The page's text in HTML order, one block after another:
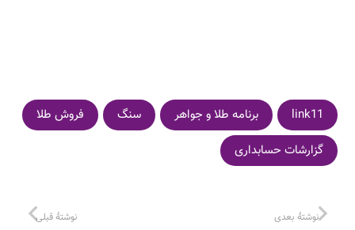
link11 برنامه طلا و جواهر سنگ
فروش طلا
گزارشات حسابداری
نوشتهٔ قبلی نوشتهٔ بعدی